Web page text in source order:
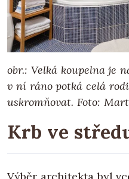
obr.: Velká koupelna je
v ní ráno potká celá
uskromňovat. Foto:
Krb ve